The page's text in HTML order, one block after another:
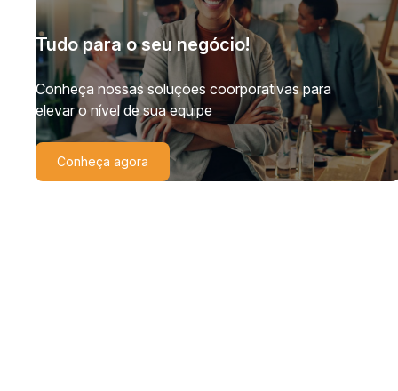
Tudo para o seu negócio!
Conheça nossas soluções coorporativas para
elevar o nível de sua equipe
Conheça agora